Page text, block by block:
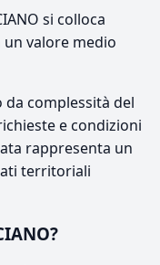
si colloca
un valore medio
complessità del
e condizioni
rappresenta un
territoriali